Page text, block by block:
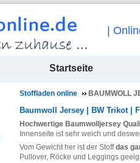
| Online
Startseite
Stoffladen online BAUMWOLL
Baumwoll Jersey | BW Trikot |
Hochwertige Baumwolljersey
Innenseite ist sehr weich und
Vom Gewicht her ist der Stoffdas
Pullover, Röcke und Leggings